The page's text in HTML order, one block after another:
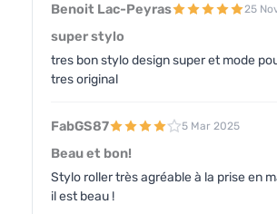
Benoit Lac-Peyras 25
super stylo
tres bon stylo design super et mode
tres original
FabGS87 5 Mar 2025
Beau et bon!
Stylo roller très agréable à la prise en
il est beau !